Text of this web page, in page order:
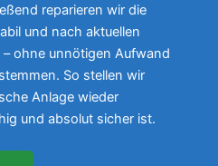
reparieren wir die
und nach aktuellen
ohne unnötigen Aufwand
So stellen wir
Anlage wieder
und absolut sicher ist.